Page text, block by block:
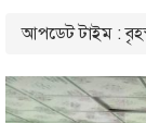
আপডেট টাইম :